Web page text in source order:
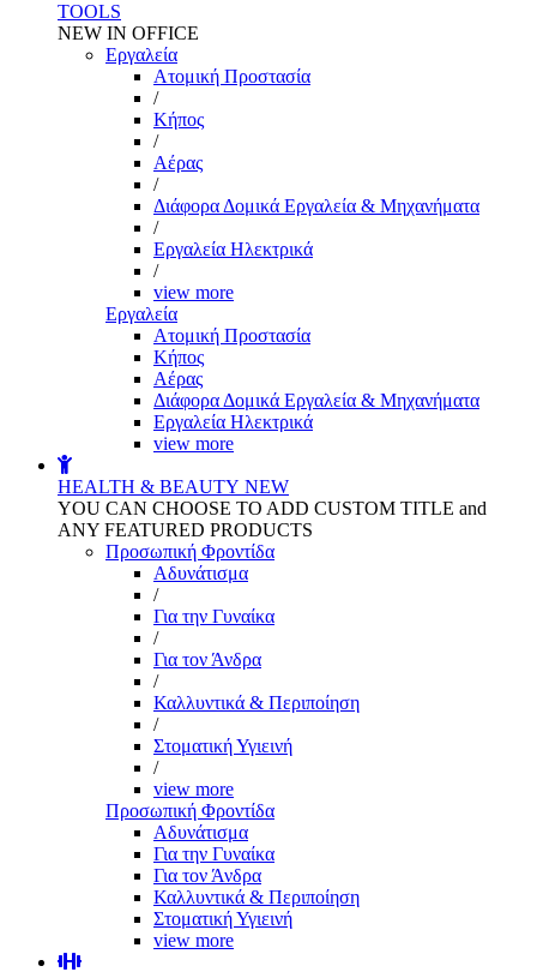
TOOLS
NEW IN OFFICE
Εργαλεία
Aτομική Προστασία
/
Kήπος
/
Αέρας
/
Διάφορα Δομικά Εργαλεία & Μηχανήματα
/
Εργαλεία Ηλεκτρικά
/
view more
Εργαλεία
Aτομική Προστασία
Kήπος
Αέρας
Διάφορα Δομικά Εργαλεία & Μηχανήματα
Εργαλεία Ηλεκτρικά
view more
HEALTH & BEAUTY NEW
YOU CAN CHOOSE TO ADD CUSTOM TITLE and
ANY FEATURED PRODUCTS
Προσωπική Φροντίδα
Αδυνάτισμα
/
Για την Γυναίκα
/
Για τον Άνδρα
/
Καλλυντικά & Περιποίηση
/
Στοματική Υγιεινή
/
view more
Προσωπική Φροντίδα
Αδυνάτισμα
Για την Γυναίκα
Για τον Άνδρα
Καλλυντικά & Περιποίηση
Στοματική Υγιεινή
view more